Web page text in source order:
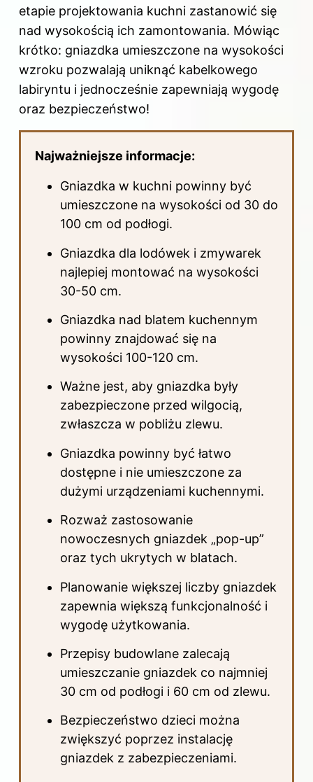
etapie projektowania kuchni zastanowić się
nad wysokością ich zamontowania. Mówiąc
krótko: gniazdka umieszczone na wysokości
wzroku pozwalają uniknąć kabelkowego
labiryntu i jednocześnie zapewniają wygodę
oraz bezpieczeństwo!
Najważniejsze informacje:
Gniazdka w kuchni powinny być
umieszczone na wysokości od 30 do
100 cm od podłogi.
Gniazdka dla lodówek i zmywarek
najlepiej montować na wysokości
30-50 cm.
Gniazdka nad blatem kuchennym
powinny znajdować się na
wysokości 100-120 cm.
Ważne jest, aby gniazdka były
zabezpieczone przed wilgocią,
zwłaszcza w pobliżu zlewu.
Gniazdka powinny być łatwo
dostępne i nie umieszczone za
dużymi urządzeniami kuchennymi.
Rozważ zastosowanie
nowoczesnych gniazdek „pop-up”
oraz tych ukrytych w blatach.
Planowanie większej liczby gniazdek
zapewnia większą funkcjonalność i
wygodę użytkowania.
Przepisy budowlane zalecają
umieszczanie gniazdek co najmniej
30 cm od podłogi i 60 cm od zlewu.
Bezpieczeństwo dzieci można
zwiększyć poprzez instalację
gniazdek z zabezpieczeniami.